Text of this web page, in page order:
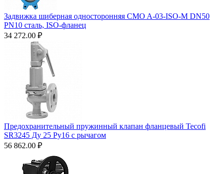
Задвижка шиберная односторонняя CMO A-03-ISO-M DN50
PN10 сталь, ISO-фланец
34 272.00 ₽
Предохранительный пружинный клапан фланцевый Tecofi
SR3245 Ду 25 Ру16 с рычагом
56 862.00 ₽